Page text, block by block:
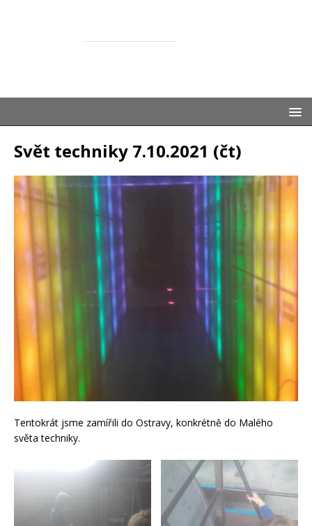
Svět techniky 7.10.2021 (čt)
Tentokrát jsme zamířili do Ostravy, konkrétně do Malého
světa techniky.